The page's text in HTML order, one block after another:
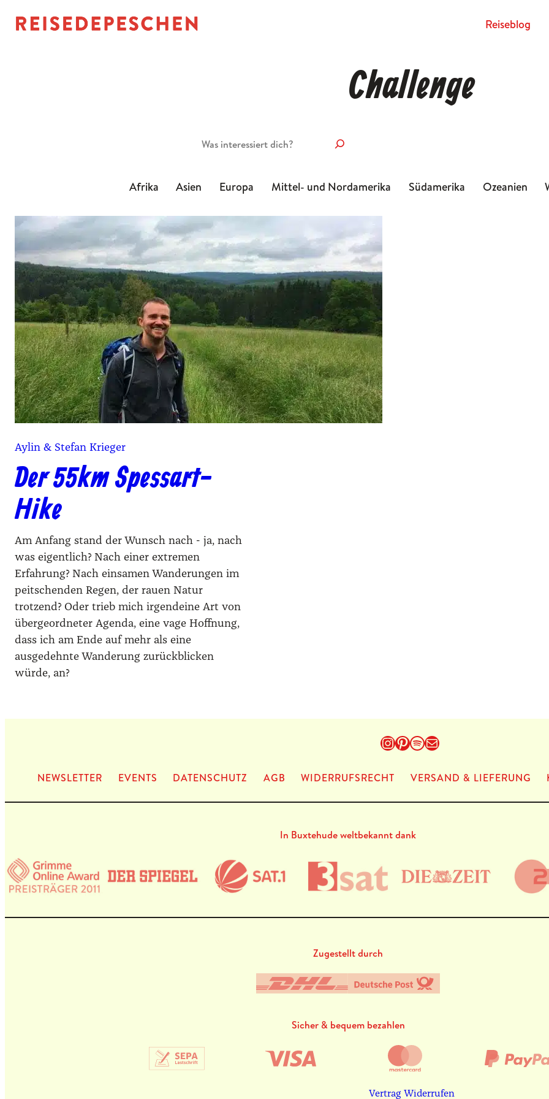
Rei­se­blog
Challenge
Afrika Asien Europa Mittel- und Nordamerika Südamerika Ozeanien
Aylin & Stefan Krieger
Der 55km Spessart-
Hike
Am Anfang stand der Wunsch nach - ja, nach
was eigentlich? Nach einer extremen
Erfahrung? Nach einsamen Wanderungen im
peitschenden Regen, der rauen Natur
trotzend? Oder trieb mich irgendeine Art von
übergeordneter Agenda, eine vage Hoffnung,
dass ich am Ende auf mehr als eine
ausgedehnte Wanderung zurückblicken
würde, an?
Instagram
Pinterest
Spotify
E-Mail
NEWS­LET­TER EVENTS DATEN­SCHUTZ AGB WIDERRUFSRECHT VERSAND & LIEFERUNG
In Buxtehude weltbekannt dank
Zugestellt durch
Sicher & bequem bezahlen
Vertrag Widerrufen